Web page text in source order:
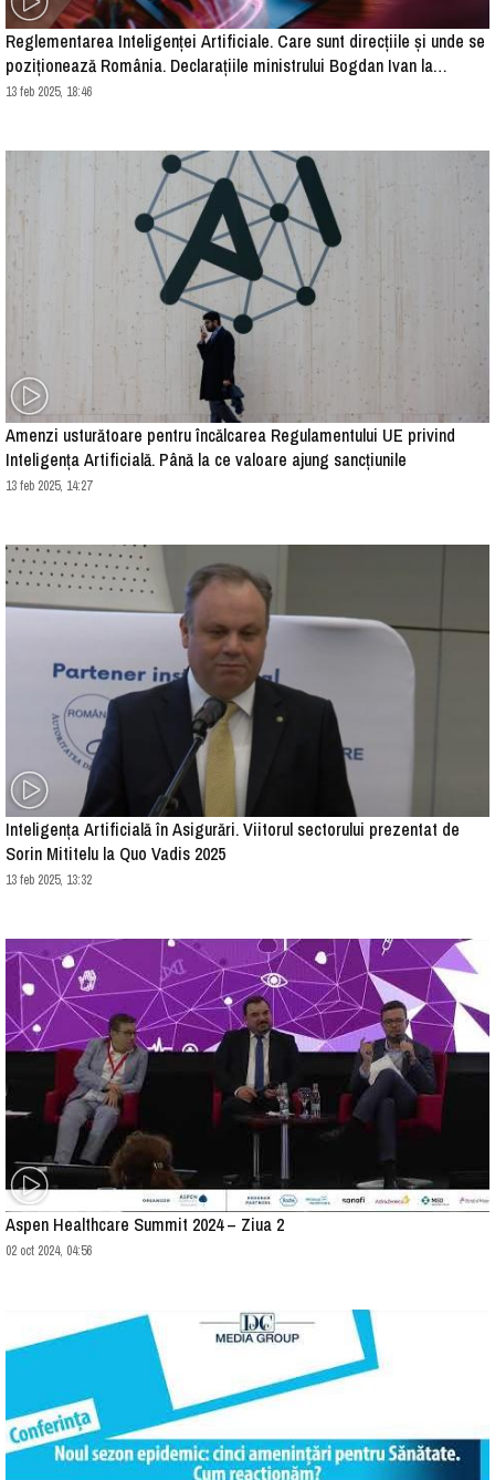
Reglementarea Inteligenței Artificiale. Care sunt direcțiile și unde se
poziționează România. Declarațiile ministrului Bogdan Ivan la
Conferința „Quo Vadis 2025!”
13 feb 2025, 18:46
Amenzi usturătoare pentru încălcarea Regulamentului UE privind
Inteligența Artificială. Până la ce valoare ajung sancțiunile
13 feb 2025, 14:27
Inteligența Artificială în Asigurări. Viitorul sectorului prezentat de
Sorin Mititelu la Quo Vadis 2025
13 feb 2025, 13:32
Aspen Healthcare Summit 2024 – Ziua 2
02 oct 2024, 04:56